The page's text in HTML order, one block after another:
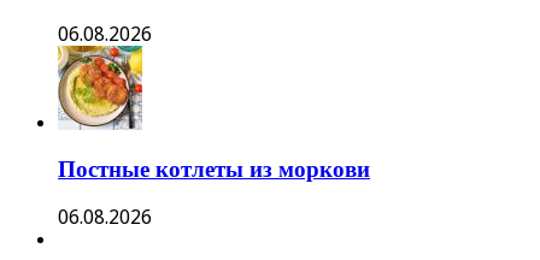
06.08.2026
Постные котлеты из моркови
06.08.2026